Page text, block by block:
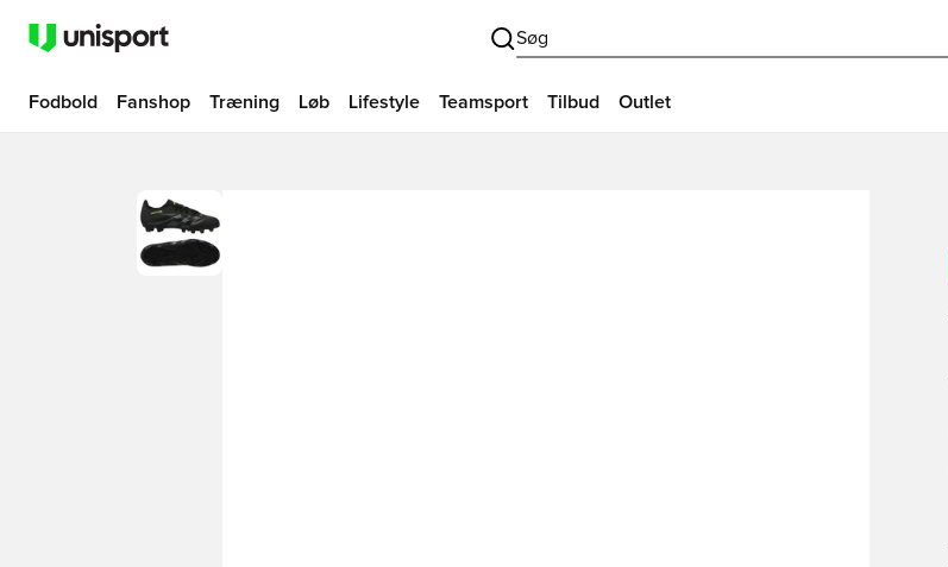
Søg
Fodbold Fanshop Træning Løb Lifestyle Teamsport Tilbud Outlet